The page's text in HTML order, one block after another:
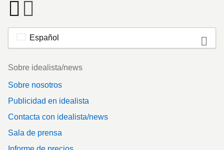
Español
Footer
Sobre idealista/news
Sobre nosotros
Publicidad en idealista
Contacta con idealista/news
Sala de prensa